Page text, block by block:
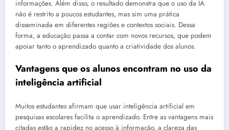
informações. Além disso, o resultado demonstra que o uso da IA
não é restrito a poucos estudantes, mas sim uma prática
disseminada em diferentes regiões e contextos sociais. Dessa
forma, a educação passa a contar com novos recursos, que podem
apoiar tanto o aprendizado quanto a criatividade dos alunos.
Vantagens que os alunos encontram no uso da
inteligência artificial
Muitos estudantes afirmam que usar inteligência artificial em
pesquisas escolares facilita o aprendizado. Entre as vantagens mais
citadas estão a rapidez no acesso à informação, a clareza das